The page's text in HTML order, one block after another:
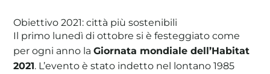
La tua cooperativa energetica sostenibile
Area Soci |Aderisci a WeForGreen
Obiettivo 2021: città più sostenibili
Il primo lunedì di ottobre si è festeggiato come
per ogni anno laGiornata mondiale dell’Habitat
2021. L’evento è stato indetto nel lontano 1985